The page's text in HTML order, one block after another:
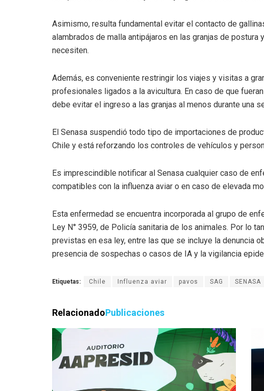
Asimismo, resulta fundamental evitar el contacto de
alambrados de malla antipájaros en las granjas de
necesiten.
Además, es conveniente restringir los viajes y visitas a
profesionales ligados a la avicultura. En caso de que
debe evitar el ingreso a las granjas al menos durante una
El Senasa suspendió todo tipo de importaciones de
Chile y está reforzando los controles de vehículos y
Es imprescindible notificar al Senasa cualquier caso de
compatibles con la influenza aviar o en caso de elevada
Esta enfermedad se encuentra incorporada al grupo de
Ley N° 3959, de Policía sanitaria de los animales. Por lo
previstas en esa ley, entre las que se incluye la denuncia
presencia de sospechas o casos de IA y la vigilancia
Etiquetas: Chile Influenza aviar pavos SAG SENASA
RelacionadoPublicaciones